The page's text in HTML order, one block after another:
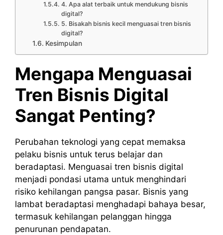
4. Apa alat terbaik untuk mendukung bisnis
digital?
5. Bisakah bisnis kecil menguasai tren bisnis
digital?
Kesimpulan
Mengapa Menguasai
Tren Bisnis Digital
Sangat Penting?
Perubahan teknologi yang cepat memaksa
pelaku bisnis untuk terus belajar dan
beradaptasi. Menguasai tren bisnis digital
menjadi pondasi utama untuk menghindari
risiko kehilangan pangsa pasar. Bisnis yang
lambat beradaptasi menghadapi bahaya besar,
termasuk kehilangan pelanggan hingga
penurunan pendapatan.